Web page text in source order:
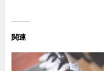
関連